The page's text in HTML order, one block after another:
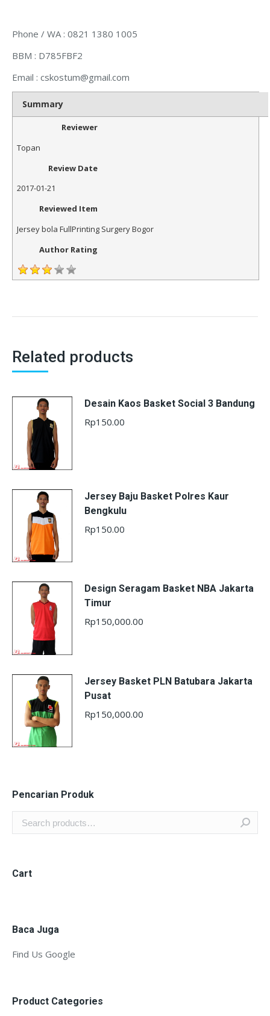
Phone / WA : 0821 1380 1005
BBM : D785FBF2
Email : cskostum@gmail.com
Summary
Reviewer
Topan
Review Date
2017-01-21
Reviewed Item
Jersey bola FullPrinting Surgery Bogor
Author Rating
Related products
Desain Kaos Basket Social 3 Bandung
Rp150.00
Jersey Baju Basket Polres Kaur
Bengkulu
Rp150.00
Design Seragam Basket NBA Jakarta
Timur
Rp150,000.00
Jersey Basket PLN Batubara Jakarta
Pusat
Rp150,000.00
Pencarian Produk
Cart
Baca Juga
Find Us Google
Product Categories